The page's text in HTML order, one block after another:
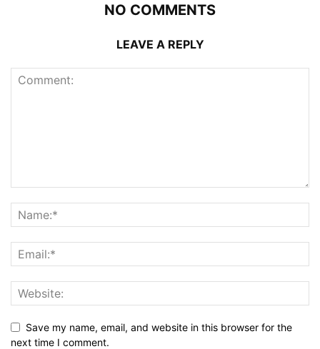
NO COMMENTS
LEAVE A REPLY
Save my name, email, and website in this browser for the
next time I comment.